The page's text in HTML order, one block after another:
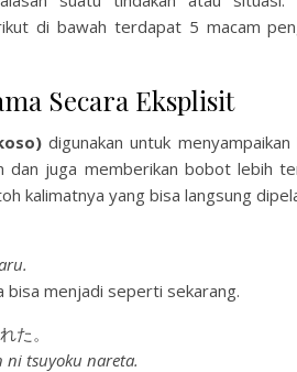
di bawah terdapat 5 macam
Secara Eksplisit
digunakan untuk
dan juga memberikan bobot lebih
kalimatnya yang bisa langsung
bisa menjadi seperti sekarang.
た。
ni tsuyoku nareta.